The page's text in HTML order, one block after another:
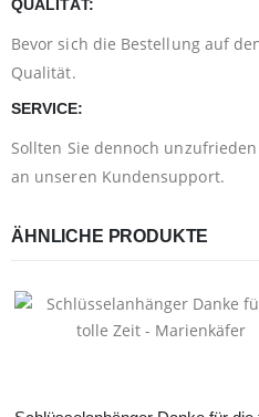
QUALITÄT:
Bevor sich die Bestellung auf
Qualität.
SERVICE:
Sollten Sie dennoch
an unseren Kundensupport.
ÄHNLICHE PRODUKTE